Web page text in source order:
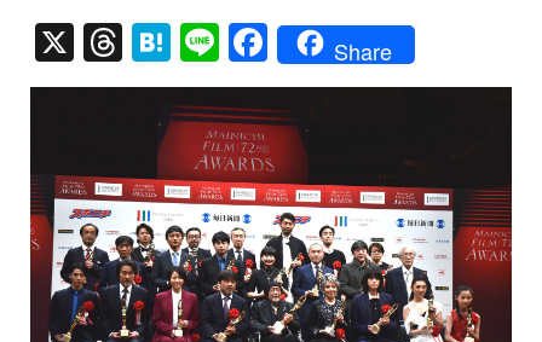
X T
hr
d
s
H
at
e
a
Li
n
e
F
a
c
e
b
o
o
k
Share